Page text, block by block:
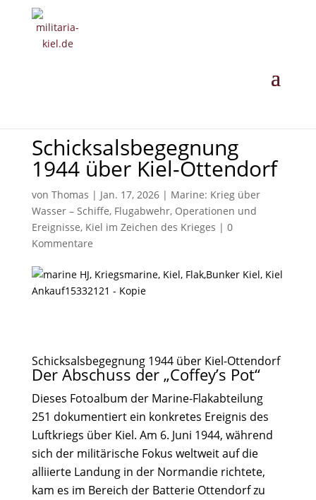
Schicksalsbegegnung
1944 über Kiel-Ottendorf
von Thomas | Jan. 17, 2026| Marine: Krieg über
Wasser – Schiffe, Flugabwehr, Operationen und
Ereignisse, Kiel im Zeichen des Krieges | 0
Kommentare
Schicksalsbegegnung 1944 über Kiel-Ottendorf
Der Abschuss der „Coffey’s Pot“
Dieses Fotoalbum der Marine-Flakabteilung
251 dokumentiert ein konkretes Ereignis des
Luftkriegs über Kiel. Am 6. Juni 1944, während
sich der militärische Fokus weltweit auf die
alliierte Landung in der Normandie richtete,
kam es im Bereich der Batterie Ottendorf zu